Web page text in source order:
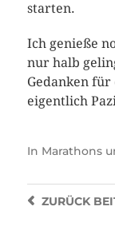
starten.
Ich genieße
nur halb
Gedanken
eigentlich
In Marathons
ZURÜCK